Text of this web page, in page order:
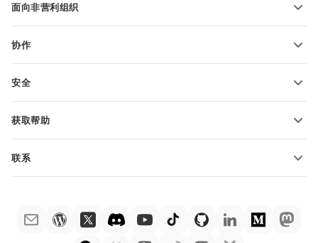
适用于教育人士
面向非营利组织
申请免费帐户
协作
翻译人员
安全
获取帮助
帮助中心
白皮书
联系
媒体咨询
press@onlyoffice.com